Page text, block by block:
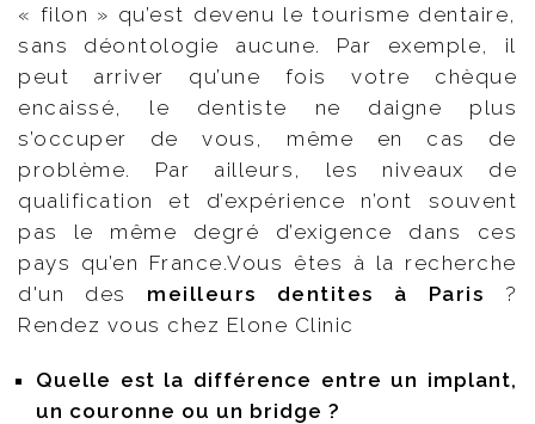
« filon » qu’est devenu le tourisme dentaire,
sans déontologie aucune. Par exemple, il
peut arriver qu’une fois votre chèque
encaissé, le dentiste ne daigne plus
s’occuper de vous, même en cas de
problème. Par ailleurs, les niveaux de
qualification et d’expérience n’ont souvent
pas le même degré d’exigence dans ces
pays qu’en France.Vous êtes à la recherche
d'un des meilleurs dentites à Paris ?
Rendez vous chez Elone Clinic
Quelle est la différence entre un implant,
un couronne ou un bridge ?